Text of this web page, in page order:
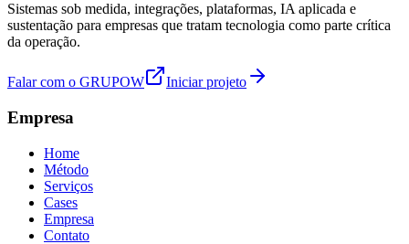
Sistemas sob medida, integrações, plataformas, IA aplicada e
sustentação para empresas que tratam tecnologia como parte crítica
da operação.
Falar com o GRUPOW Iniciar projeto
Empresa
Home
Método
Serviços
Cases
Empresa
Contato